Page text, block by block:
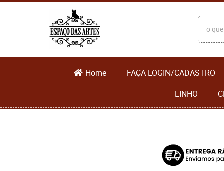
Home FAÇA LOGIN/CADASTRO
LINHO